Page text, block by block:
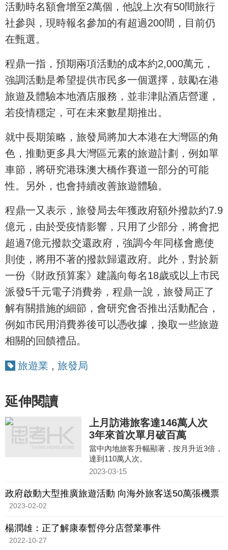
活動時名額會增至2萬個，他說上次有50間旅行
社參與，現時報名參加的有超過200間，目前仍
在甄選。
程鼎一指，預期兩項活動的成本約2,000萬元，
強調活動是希望提供市民多一個選擇，鼓勵在港
旅遊及體驗本地酒店服務，並非津貼酒店營運，
若疫情穩定，可在未來數星期推出。
就中長期策略，旅發局將加大本港在大灣區的角
色，推動更多具大灣區元素的旅遊計劃，例如單
車節，將研究港珠澳大橋作賽道一部分的可能
性。另外，也會持續改善旅遊體驗。
程鼎一又表示，旅發局去年獲政府額外撥款約7.9
億元，由於受疫情影響，只用了少部分，將會把
超過7億元撥款交還政府，強調今年同樣會應使
則使，將用不著的撥款歸還政府。此外，對於新
一份《財政預算案》建議向每名18歲或以上市民
派發5千元電子消費劵，程鼎一說，旅發局正了
解有關措施的細節，會研究會否推出活動配合，
例如市民用消費券後可以憑收據，換取一些旅遊
相關的回饋禮品。
旅遊業 , 旅發局
延伸閱讀
上月訪港旅客達146萬人次
3年來首次單月破百萬
當中內地旅客升幅顯著，按月升近3倍，
達到110萬人次。
2023-03-15
政府啟動大型推廣旅遊活動 向海外旅客送50萬張機票
2023-02-02
楊潤雄：正了解康泰暫停分店營業事件
2022-10-27